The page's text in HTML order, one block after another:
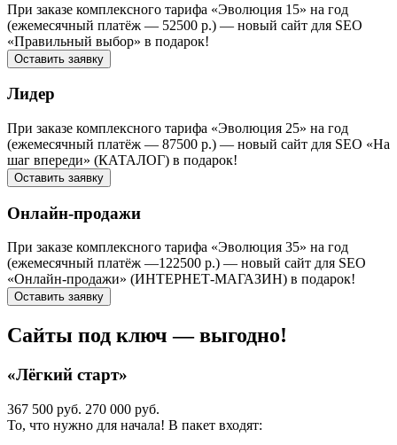
При заказе комплексного тарифа «Эволюция 15» на год
(ежемесячный платёж — 52500 р.) — новый сайт для SEO
«Правильный выбор» в подарок!
Оставить заявку
Лидер
При заказе комплексного тарифа «Эволюция 25» на год
(ежемесячный платёж — 87500 р.) — новый сайт для SEO «На
шаг впереди» (КАТАЛОГ) в подарок!
Оставить заявку
Онлайн-продажи
При заказе комплексного тарифа «Эволюция 35» на год
(ежемесячный платёж —122500 р.) — новый сайт для SEO
«Онлайн-продажи» (ИНТЕРНЕТ-МАГАЗИН) в подарок!
Оставить заявку
Сайты под ключ — выгодно!
«Лёгкий старт»
367 500 руб. 270 000 руб.
То, что нужно для начала! В пакет входят: